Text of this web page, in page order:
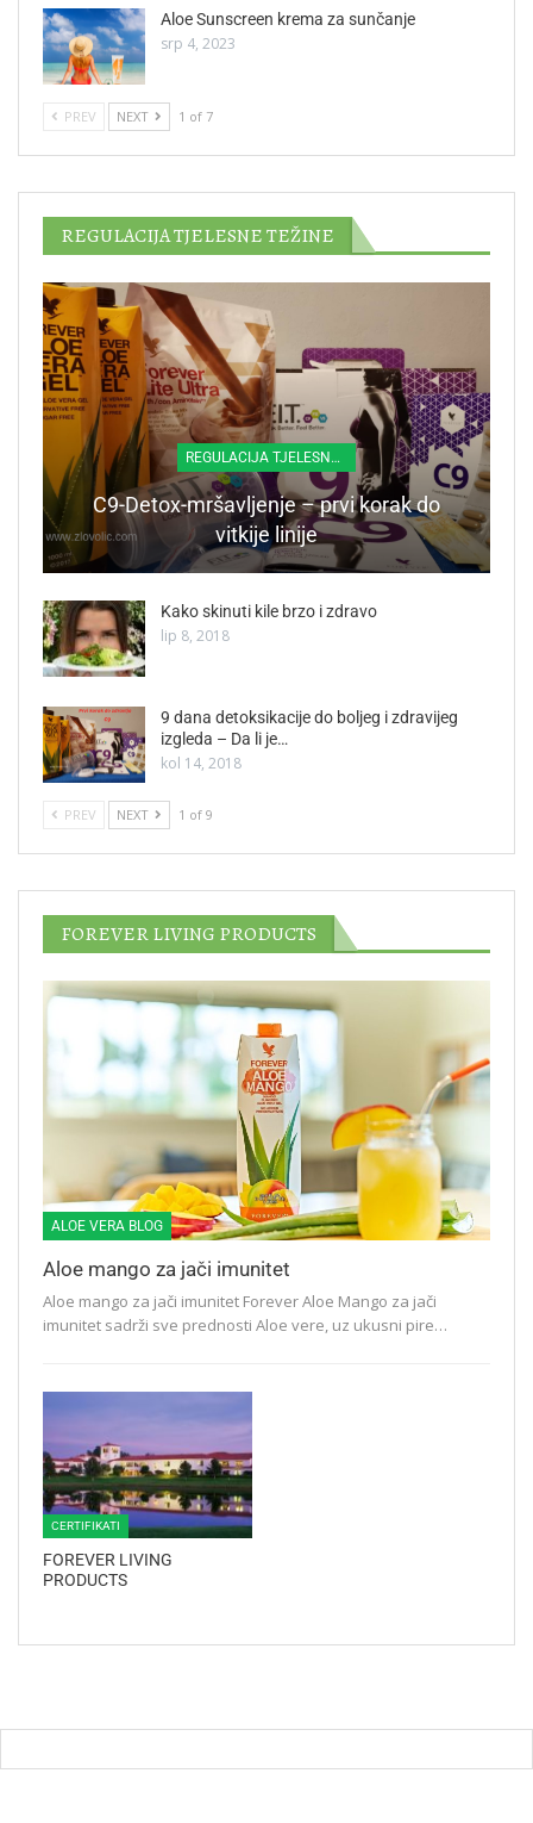
Aloe Sunscreen krema za sunčanje
srp 4, 2023
PREV NEXT 1 of 7
REGULACIJA TJELESNE TEŽINE
REGULACIJA TJELESNE TEŽINE
C9-Detox-mršavljenje – prvi korak do
vitkije linije
Kako skinuti kile brzo i zdravo
lip 8, 2018
9 dana detoksikacije do boljeg i zdravijeg
izgleda – Da li je…
kol 14, 2018
PREV NEXT 1 of 9
FOREVER LIVING PRODUCTS
ALOE VERA BLOG
Aloe mango za jači imunitet
Aloe mango za jači imunitet Forever Aloe Mango za jači
imunitet sadrži sve prednosti Aloe vere, uz ukusni pire…
CERTIFIKATI
FOREVER LIVING
PRODUCTS